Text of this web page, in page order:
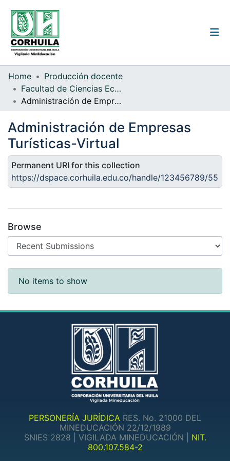
Institutional guidelines
Communities & Collections
Statistics
Log
In
Home
Producción docente
Facultad de Ciencias Económicas y Administrativas
Administración de Empresas Turísticas-Virtual
Administración de Empresas
Turísticas-Virtual
Permanent URI for this collection
https://dspace.corhuila.edu.co/handle/123456789/55
Browse
Recent Submissions
No items to show
PERSONERÍA JURÍDICA RES. No. 21000 DEL
MINEDUCACIÓN 22/12/1989
SNIES 2828 | VIGILADA MINEDUCACIÓN | NIT.
800.107.584-2